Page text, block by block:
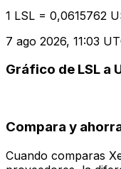
1 LSL = 0,0615762
7 ago 2026, 11:03
Gráfico de LSL a
Compara y
Cuando comparas